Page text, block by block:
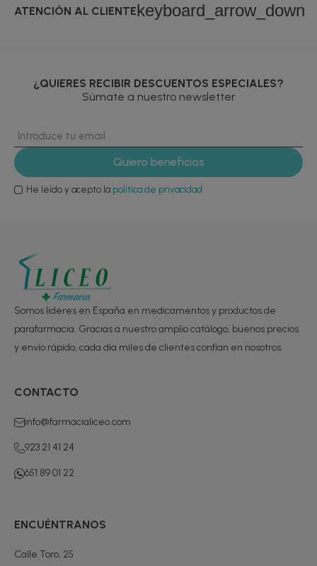
ATENCIÓN AL CLIENTEkeyboard_arrow_down
¿QUIERES RECIBIR DESCUENTOS ESPECIALES?
Súmate a nuestro newsletter
He leído y acepto la política de privacidad
Somos líderes en España en medicamentos y productos de
parafarmacia. Gracias a nuestro amplio catálogo, buenos precios
y envío rápido, cada día miles de clientes confían en nosotros.
CONTACTO
info@farmacialiceo.com
923 21 41 24
651 89 01 22
ENCUÉNTRANOS
Calle Toro, 25